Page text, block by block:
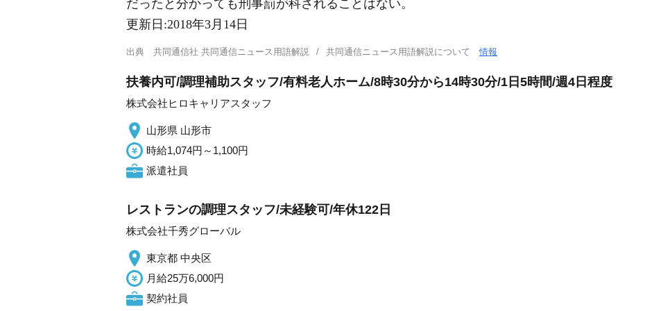
だったと分かっても刑事罰が科されることはない。
更新日:2018年3月14日
出典 共同通信社 共同通信ニュース用語解説 共同通信ニュース用語解説について情報
扶養内可/調理補助スタッフ/有料老人ホーム/8時30分から14時30分/1日5時間/週4日程度
株式会社ヒロキャリアスタッフ
山形県 山形市
時給1,074円～1,100円
派遣社員
レストランの調理スタッフ/未経験可/年休122日
株式会社千秀グローバル
東京都 中央区
月給25万6,000円
契約社員